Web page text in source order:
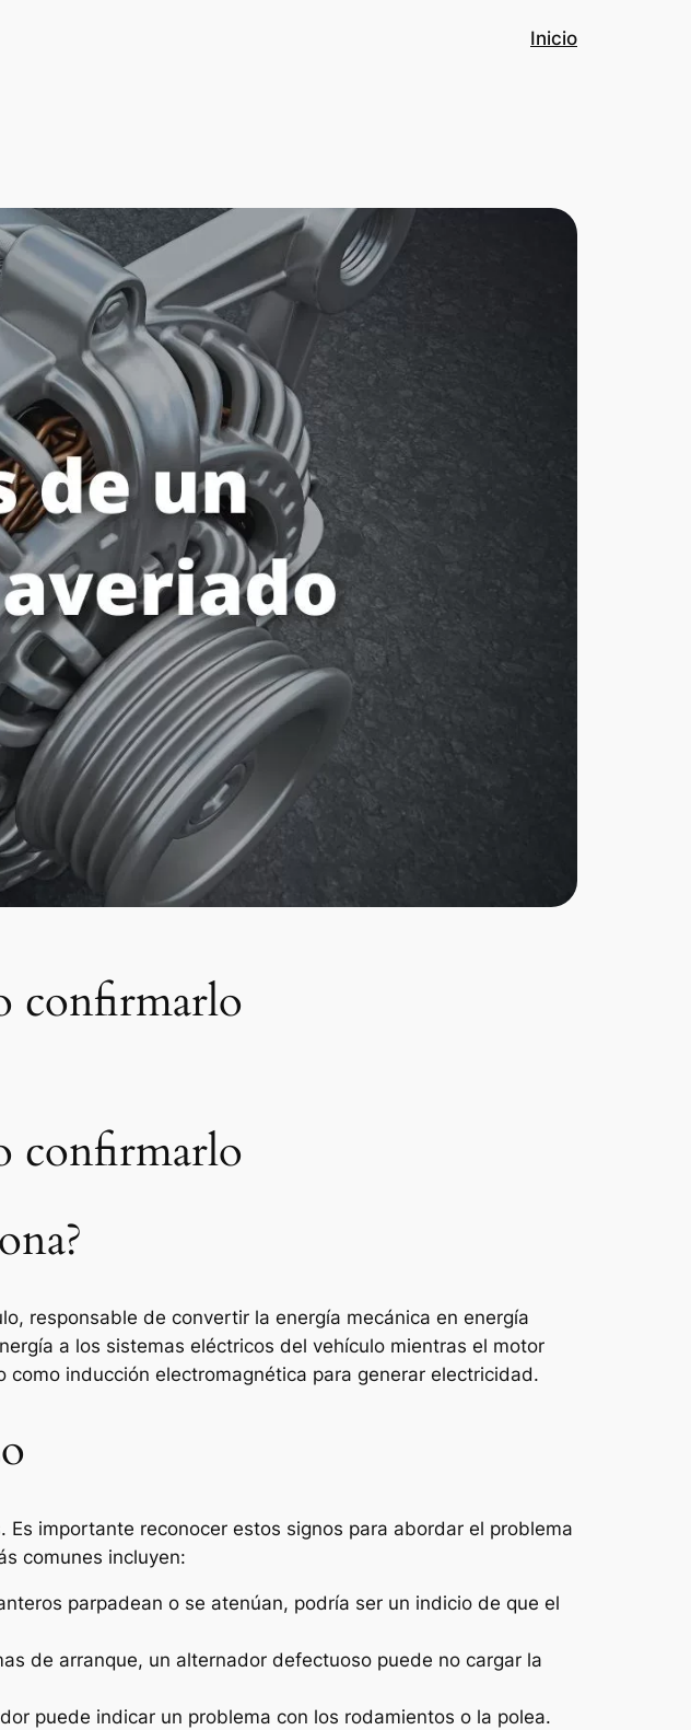
Inicio
confirmarlo
confirmarlo
responsable de convertir la energía mecánica en energía
a los sistemas eléctricos del vehículo mientras el motor
inducción electromagnética para generar electricidad.
importante reconocer estos signos para abordar el problema
comunes incluyen:
parpadean o se atenúan, podría ser un indicio de que el
de arranque, un alternador defectuoso puede no cargar la
puede indicar un problema con los rodamientos o la polea.